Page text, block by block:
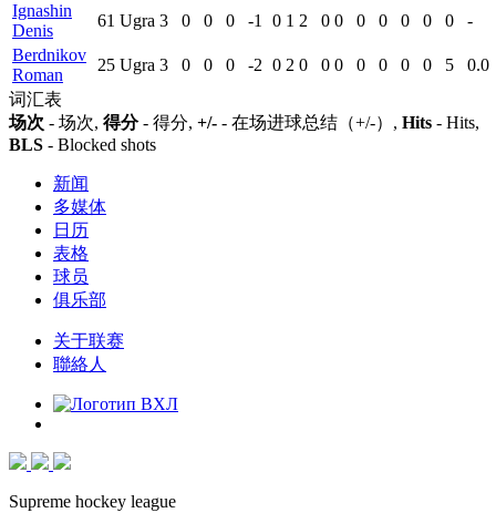
Ignashin
Denis
61 Ugra 3 0 0 0 -1 0 1 2 0 0 0 0 0 0 0
-
Berdnikov
Roman
25 Ugra 3 0 0 0 -2 0 2 0 0 0 0 0 0 0 5
0.0
词汇表
场次 - 场次, 得分- 得分, +/- - 在场进球总结（+/-）, Hits - Hits,
BLS - Blocked shots
新闻
多媒体
日历
表格
球员
俱乐部
关于联赛
聯絡人
Supreme hockey league